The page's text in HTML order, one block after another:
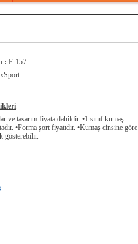
: F-157
ve tasarım fiyata dahildir. •1.sınıf kumaş
•Forma şort fiyatıdır. •Kumaş cinsine göre
gösterebilir.